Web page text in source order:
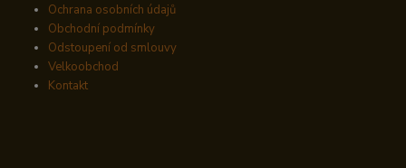
Ochrana osobních údajů
Obchodní podmínky
Odstoupení od smlouvy
Velkoobchod
Kontakt